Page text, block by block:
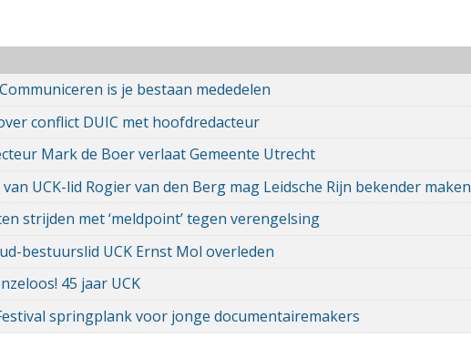
is je bestaan mededelen
conflict DUIC met hoofdredacteur
Mark de Boer verlaat Gemeente Utrecht
UCK-lid Rogier van den Berg mag Leidsche Rijn bekender maken
strijden met ‘meldpoint’ tegen verengelsing
bestuurslid UCK Ernst Mol overleden
45 jaar UCK
springplank voor jonge documentairemakers